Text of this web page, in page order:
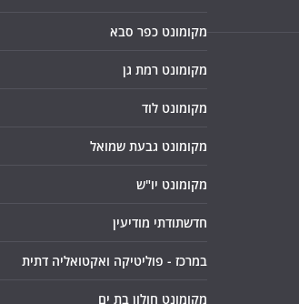
מקומונט כפר סבא
מקומונט רמת גן
מקומונט לוד
מקומונט גבעת שמואל
מקומונט יו"ש
חדשתודתי מודיעין
במרכז - פוליטיקה ואקטואליה דתית
מקומונט חולון בת ים